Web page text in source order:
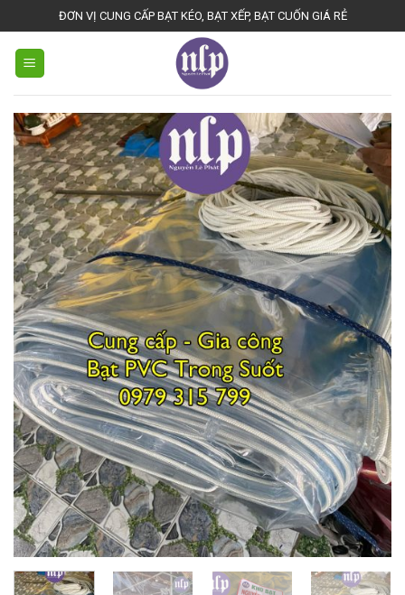
to
content
ĐƠN VỊ CUNG CẤP BẠT KÉO, BẠT XẾP, BẠT CUỐN GIÁ RẺ